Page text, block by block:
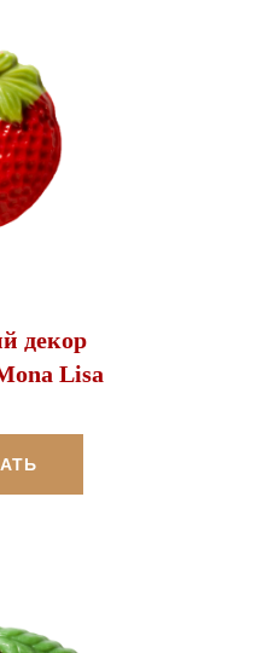
декор
Lisa